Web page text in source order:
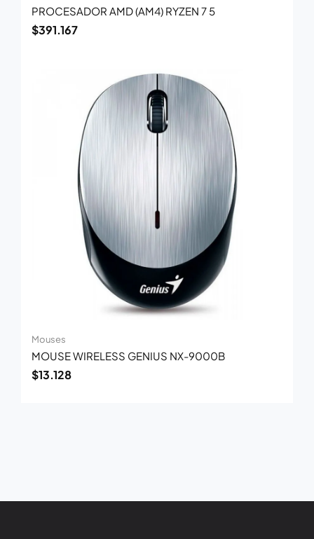
PROCESADOR AMD (AM4) RYZEN 7 5
$391.167
Mouses
MOUSE WIRELESS GENIUS NX-9000B
$13.128